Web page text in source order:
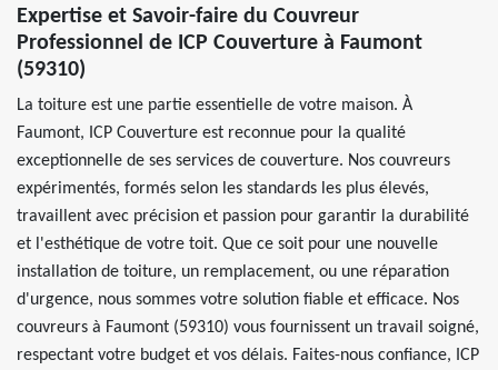
Expertise et Savoir-faire du Couvreur
Professionnel de ICP Couverture à Faumont
(59310)
La toiture est une partie essentielle de votre maison. À
Faumont, ICP Couverture est reconnue pour la qualité
exceptionnelle de ses services de couverture. Nos couvreurs
expérimentés, formés selon les standards les plus élevés,
travaillent avec précision et passion pour garantir la durabilité
et l'esthétique de votre toit. Que ce soit pour une nouvelle
installation de toiture, un remplacement, ou une réparation
d'urgence, nous sommes votre solution fiable et efficace. Nos
couvreurs à Faumont (59310) vous fournissent un travail soigné,
respectant votre budget et vos délais. Faites-nous confiance, ICP